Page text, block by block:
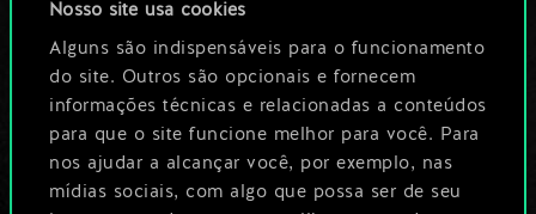
Nosso site usa cookies
Alguns são indispensáveis para o funcionamento
do site. Outros são opcionais e fornecem
informações técnicas e relacionadas a conteúdos
para que o site funcione melhor para você. Para
nos ajudar a alcançar você, por exemplo, nas
mídias sociais, com algo que possa ser de seu
compartilhado.
No entanto, dá para
ser muito mais!